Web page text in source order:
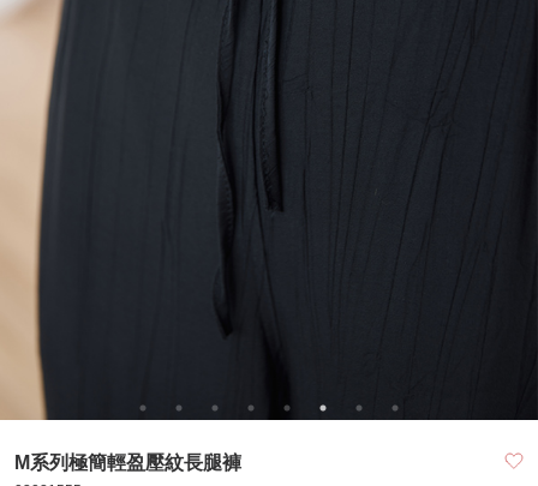
M系列極簡輕盈壓紋長腿褲